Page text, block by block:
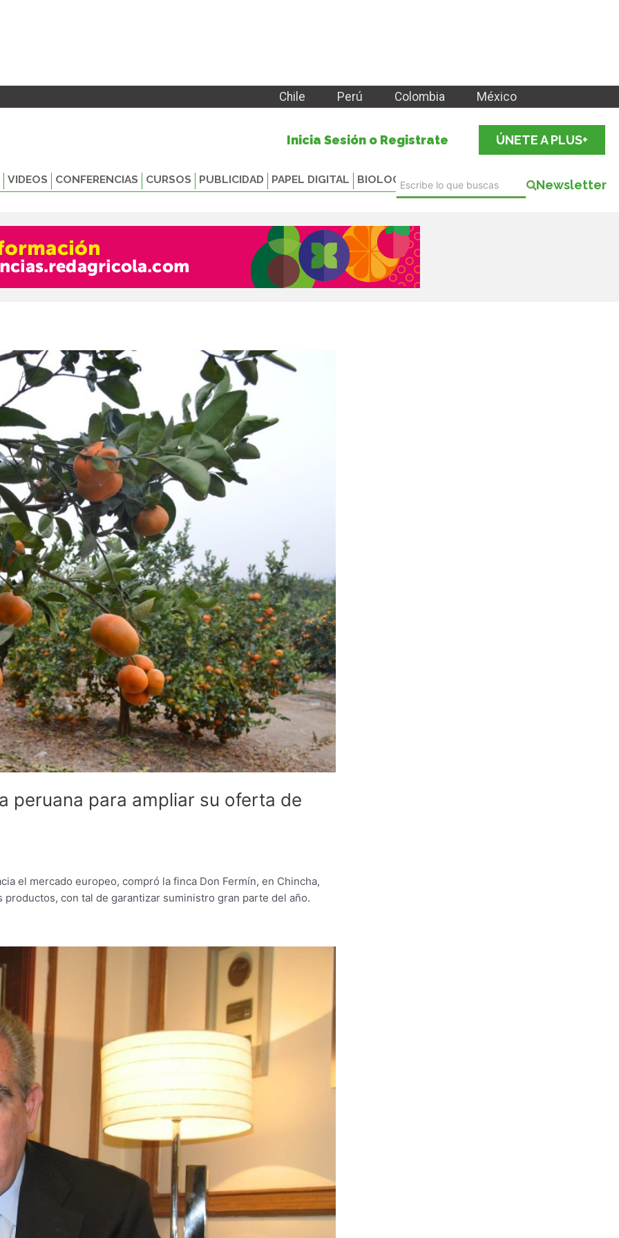
Chile Perú Colombia México
Inicia Sesión o Registrate ÚNETE A PLUS+
VIDEOS CONFERENCIAS CURSOS PUBLICIDAD PAPEL DIGITAL BIOLOGICALS Newsletter
peruana para ampliar su oferta de
el mercado europeo, compró la finca Don Fermín, en Chincha,
con tal de garantizar suministro gran parte del año.